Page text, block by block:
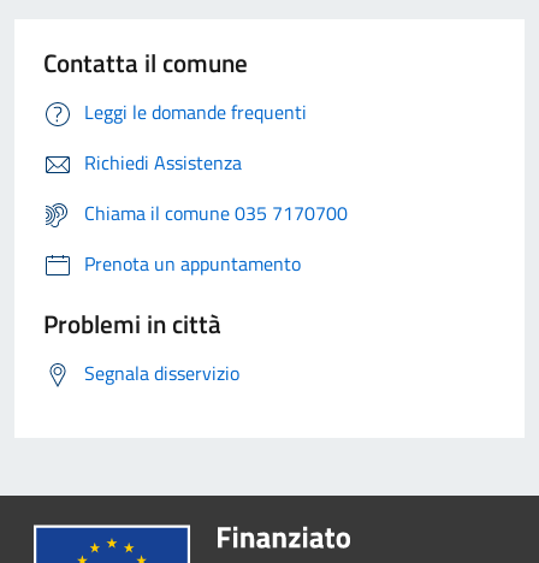
Contatta il comune
Leggi le domande frequenti
Richiedi Assistenza
Chiama il comune 035 7170700
Prenota un appuntamento
Problemi in città
Segnala disservizio